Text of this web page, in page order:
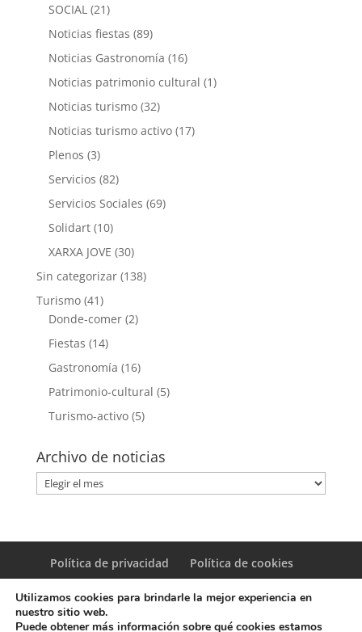
SOCIAL (21)
Noticias fiestas (89)
Noticias Gastronomía (16)
Noticias patrimonio cultural (1)
Noticias turismo(32)
Noticias turismo activo(17)
Plenos (3)
Servicios (82)
Servicios Sociales (69)
Solidart(10)
XARXA JOVE (30)
Sin categorizar(138)
Turismo(41)
Donde-comer(2)
Fiestas (14)
Gastronomía (16)
Patrimonio-cultural (5)
Turismo-activo(5)
Archivo de noticias
Archivo
de
Política de privacidad Política de cookies
Utilizamos cookies para brindarle la mejor experiencia en
nuestro sitio web.
Puede obtener más información sobre qué cookies estamos